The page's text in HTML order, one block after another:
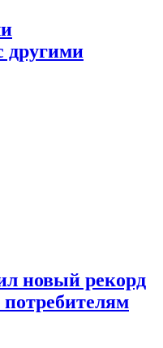
другими
новый рекорд
потребителям